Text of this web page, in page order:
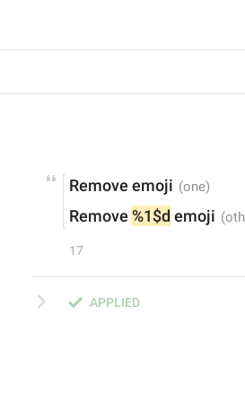
Remove emoji
Remove %1$d emoji
17
APPLIED